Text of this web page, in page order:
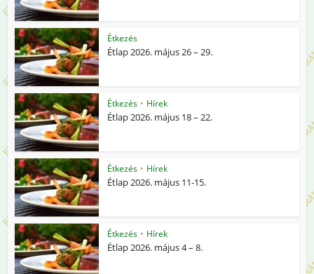
Étkezés
Étlap 2026. május 26 – 29.
Étkezés • Hírek
Étlap 2026. május 18 – 22.
Étkezés • Hírek
Étlap 2026. május 11-15.
Étkezés • Hírek
Étlap 2026. május 4 – 8.